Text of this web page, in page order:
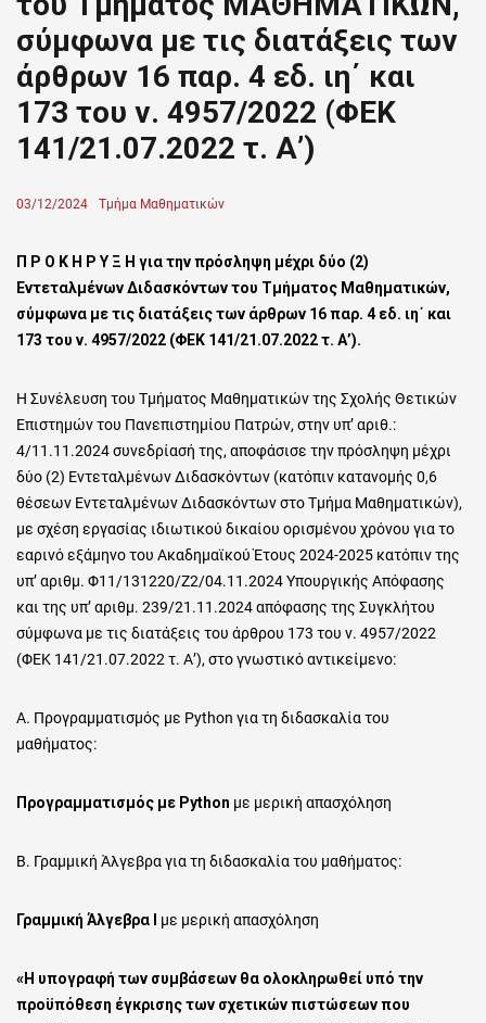
σύμφωνα με τις διατάξεις των
άρθρων 16 παρ. 4 εδ. ιη΄ και
173 του ν. 4957/2022 (ΦΕΚ
141/21.07.2022 τ. Α’)
Posted
03/12/2024 Author
Τμήμα Μαθηματικών
Π Ρ Ο Κ Η Ρ Υ Ξ Η για την πρόσληψη μέχρι δύο (2)
Εντεταλμένων Διδασκόντων του Τμήματος Μαθηματικών,
σύμφωνα με τις διατάξεις των άρθρων 16 παρ. 4 εδ. ιη΄ και
173 του ν. 4957/2022 (ΦΕΚ 141/21.07.2022 τ. Α’).
Η Συνέλευση του Τμήματος Μαθηματικών της Σχολής Θετικών
Επιστημών του Πανεπιστημίου Πατρών, στην υπ’ αριθ.:
4/11.11.2024 συνεδρίασή της, αποφάσισε την πρόσληψη μέχρι
δύο (2) Εντεταλμένων Διδασκόντων (κατόπιν κατανομής 0,6
θέσεων Εντεταλμένων Διδασκόντων στο Τμήμα Μαθηματικών),
με σχέση εργασίας ιδιωτικού δικαίου ορισμένου χρόνου για το
εαρινό εξάμηνο του Ακαδημαϊκού Έτους 2024-2025 κατόπιν της
υπ’ αριθμ. Φ11/131220/Ζ2/04.11.2024 Υπουργικής Απόφασης
και της υπ’ αριθμ. 239/21.11.2024 απόφασης της Συγκλήτου
σύμφωνα με τις διατάξεις του άρθρου 173 του ν. 4957/2022
(ΦΕΚ 141/21.07.2022 τ. Α’), στο γνωστικό αντικείμενο:
Α. Προγραμματισμός με Python για τη διδασκαλία του
μαθήματος:
Προγραμματισμός με Python με μερική απασχόληση
Β. Γραμμική Άλγεβρα για τη διδασκαλία του μαθήματος:
Γραμμική Άλγεβρα Ι με μερική απασχόληση
«Η υπογραφή των συμβάσεων θα ολοκληρωθεί υπό την
προϋπόθεση έγκρισης των σχετικών πιστώσεων που